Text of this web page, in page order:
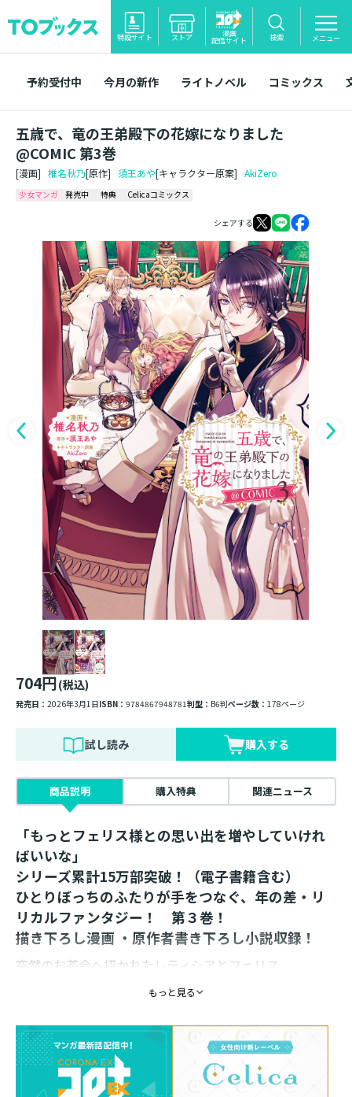
特設サイト ストア 漫画
配信サイト 検索 メニュー
予約受付中 今月の新作 ライトノベル コミックス
五歳で、竜の王弟殿下の花嫁になりました
@COMIC 第3巻
[漫画] 椎名秋乃[原作] 須王あや[キャラクター原案] AkiZero
少女マンガ 発売中 特典 Celicaコミックス
シェアする
704円(税込)
発売日： 2026年3月1日ISBN： 9784867948781判型： B6判ページ数： 178ページ
試し読み 購入する
商品説明 購入特典 関連ニュース
「もっとフェリス様との思い出を増やしていけれ
ばいいな」
シリーズ累計15万部突破！（電子書籍含む）
ひとりぼっちのふたりが手をつなぐ、年の差・リ
リカルファンタジー！ 第３巻！
描き下ろし漫画 ・原作者書き下ろし小説収録！
突然のお茶会へ招かれたレティシアとフェリス。
仲睦まじい様子が気に入らない王太后は、ふたりに悪意
ある言葉を向けるも、レティシアはまっすぐに言い返
す。
フェリスはそんな彼女に救われていることを痛感し、レ
ティシアと街で初めてのお忍びデートなど、お互いの絆
はますます深まるばかり！
もっと見る